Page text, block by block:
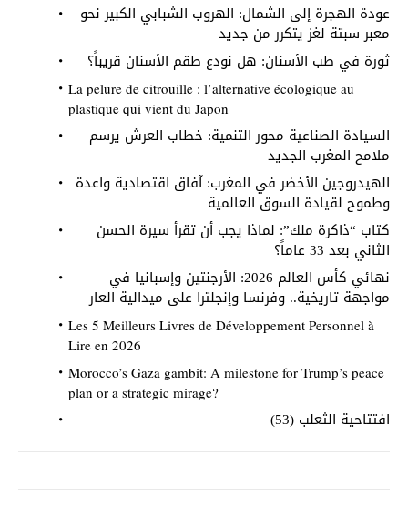
عودة الهجرة إلى الشمال: الهروب الشبابي الكبير نحو
معبر سبتة لغز يتكرر من جديد
ثورة في طب الأسنان: هل نودع طقم الأسنان قريباً؟
La pelure de citrouille : l’alternative écologique au
plastique qui vient du Japon
السيادة الصناعية محور التنمية: خطاب العرش يرسم
ملامح المغرب الجديد
الهيدروجين الأخضر في المغرب: آفاق اقتصادية واعدة
وطموح لقيادة السوق العالمية
كتاب “ذاكرة ملك”: لماذا يجب أن تقرأ سيرة الحسن
الثاني بعد 33 عاماً؟
نهائي كأس العالم 2026: الأرجنتين وإسبانيا في
مواجهة تاريخية.. وفرنسا وإنجلترا على ميدالية العار
Les 5 Meilleurs Livres de Développement Personnel à
Lire en 2026
Morocco’s Gaza gambit: A milestone for Trump’s peace
plan or a strategic mirage?
افتتاحية الثعلب (53)